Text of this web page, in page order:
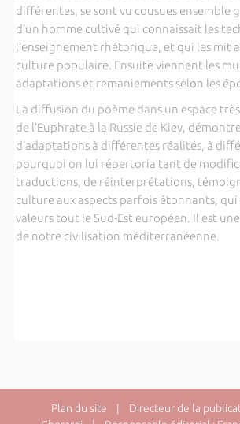
différentes, se sont vu cousues ensemble
d’un homme cultivé qui connaissait les
l’enseignement rhétorique, et qui les mit
culture populaire. Ensuite viennent les
adaptations et remaniements selon les
La diffusion du poème dans un espace
de l’Euphrate à la Russie de Kiev,
d’adaptations à différentes réalités, à
pourquoi on lui répertoria tant de
traductions, de réinterprétations,
culture aux aspects parfois étonnants, qui
valeurs tout le Sud-Est européen. Il est
de notre civilisation méditerranéenne.
Plan du site | Directeur de la